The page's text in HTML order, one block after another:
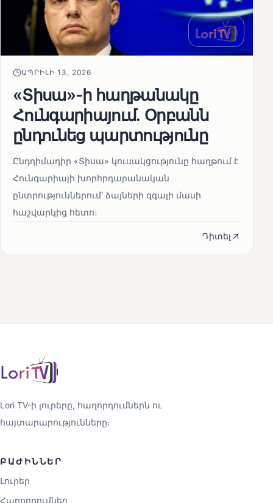
ԱՊՐԻԼԻ 13, 2026
«Տիսա»-ի հաղթանակը
Հունգարիայում․ Օրբանն
ընդունեց պարտությունը
Ընդդիմադիր «Տիսա» կուսակցությունը հաղթում է
Հունգարիայի խորհրդարանական
ընտրություններում՝ ձայների զգալի մասի
հաշվարկից հետո։
Դիտել
Lori TV-ի լուրերը, հաղորդումներն ու
հայտարարությունները։
ԲԱԺԻՆՆԵՐ
Լուրեր
Հաղորդումներ